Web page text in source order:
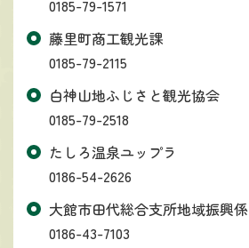
0185-79-1571
藤里町商工観光課
0185-79-2115
白神山地ふじさと観光協会
0185-79-2518
たしろ温泉ユップラ
0186-54-2626
大館市田代総合支所地域振興係
0186-43-7103